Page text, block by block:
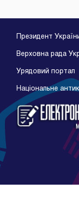
Президент
Верховна рада
Урядовий портал
Національне